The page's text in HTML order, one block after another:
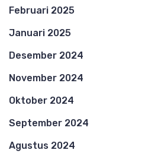
Februari 2025
Januari 2025
Desember 2024
November 2024
Oktober 2024
September 2024
Agustus 2024